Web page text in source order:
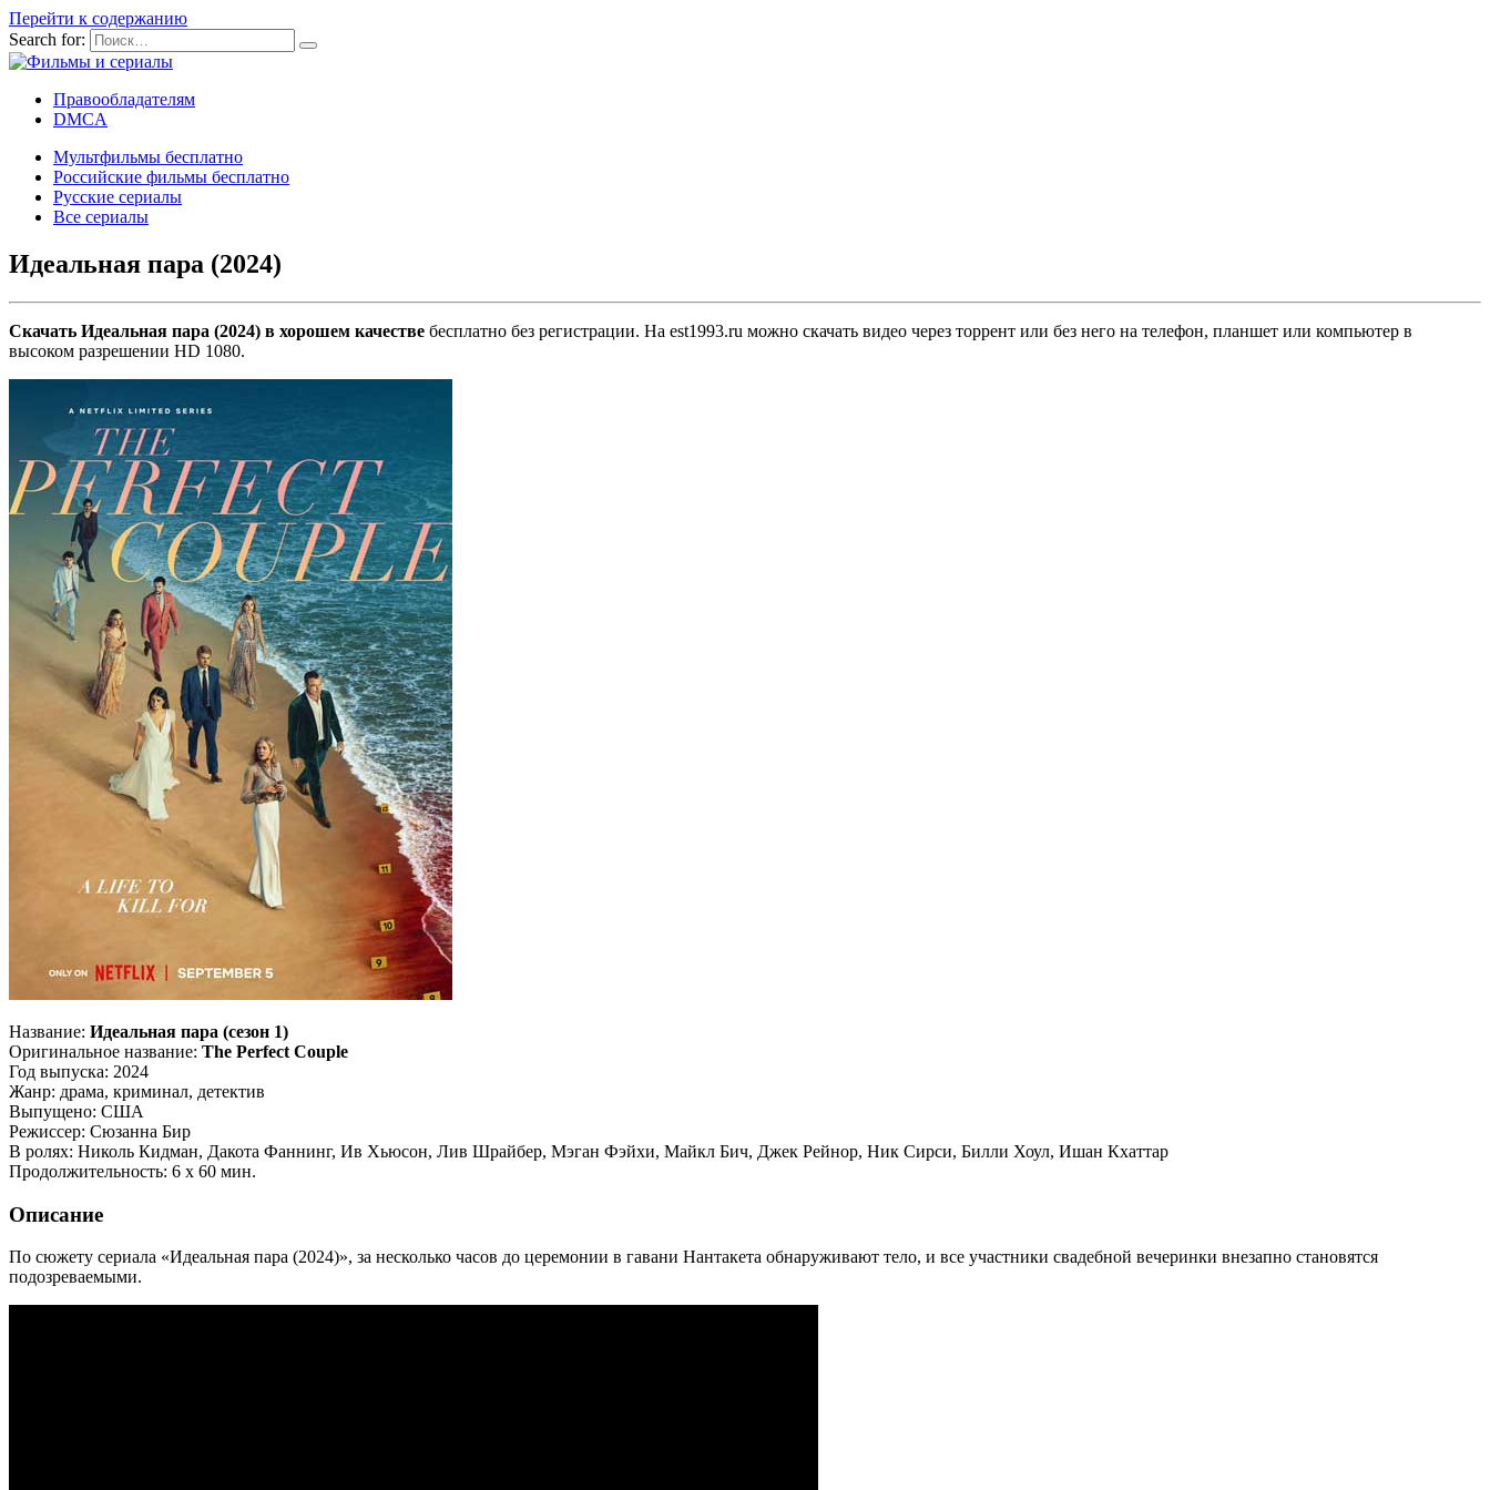
Перейти к содержанию
Search for:
Правообладателям
DMCA
Мультфильмы бесплатно
Российские фильмы бесплатно
Русские сериалы
Все сериалы
Идеальная пара (2024)
Скачать Идеальная пара (2024) в хорошем качестве бесплатно без регистрации. На est1993.ru можно скачать видео через торрент или без него на телефон, планшет или компьютер в
высоком разрешении HD 1080.
Название: Идеальная пара (сезон 1)
Оригинальное название: The Perfect Couple
Год выпуска: 2024
Жанр: драма, криминал, детектив
Выпущено: США
Режиссер: Сюзанна Бир
В ролях: Николь Кидман, Дакота Фаннинг, Ив Хьюсон, Лив Шрайбер, Мэган Фэйхи, Майкл Бич, Джек Рейнор, Ник Сирси, Билли Хоул, Ишан Кхаттар
Продолжительность: 6 x 60 мин.
Описание
По сюжету сериала «Идеальная пара (2024)», за несколько часов до церемонии в гавани Нантакета обнаруживают тело, и все участники свадебной вечеринки внезапно становятся
подозреваемыми.